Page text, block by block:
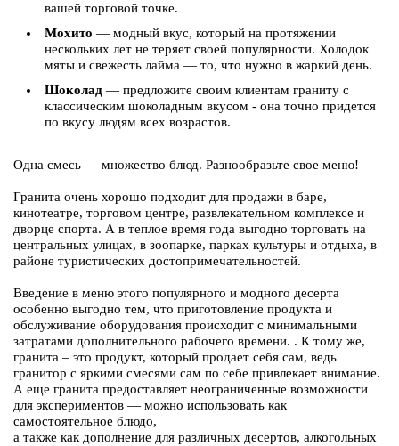
вашей торговой точке.
Мохито — модный вкус, который на протяжении
нескольких лет не теряет своей популярности. Холодок
мяты и свежесть лайма — то, что нужно в жаркий день.
Шоколад — предложите своим клиентам граниту с
классическим шоколадным вкусом - она точно придется
по вкусу людям всех возрастов.
Одна смесь — множество блюд. Разнообразьте свое меню!
Гранита очень хорошо подходит для продажи в баре,
кинотеатре, торговом центре, развлекательном комплексе и
дворце спорта. А в теплое время года выгодно торговать на
центральных улицах, в зоопарке, парках культуры и отдыха, в
районе туристических достопримечательностей.
Введение в меню этого популярного и модного десерта
особенно выгодно тем, что приготовление продукта и
обслуживание оборудования происходит с минимальными
затратами дополнительного рабочего времени. . К тому же,
гранита – это продукт, который продает себя сам, ведь
гранитор с яркими смесями сам по себе привлекает внимание.
А еще гранита предоставляет неограниченные возможности
для экспериментов — можно использовать как
самостоятельное блюдо,
а также как дополнение для различных десертов, алкогольных